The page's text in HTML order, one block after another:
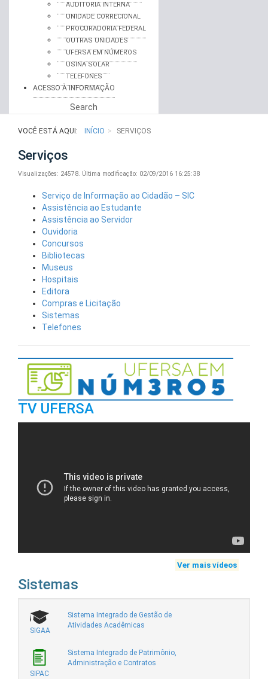
AUDITORIA INTERNA
UNIDADE CORRECIONAL
PROCURADORIA FEDERAL
OUTRAS UNIDADES
UFERSA EM NÚMEROS
USINA SOLAR
TELEFONES
ACESSO À INFORMAÇÃO
Search
VOCÊ ESTÁ AQUI: INÍCIO SERVIÇOS
Serviços
Visualizações: 24578. Última modificação: 02/09/2016 16:25:38
Serviço de Informação ao Cidadão – SIC
Assistência ao Estudante
Assistência ao Servidor
Ouvidoria
Concursos
Bibliotecas
Museus
Hospitais
Editora
Compras e Licitação
Sistemas
Telefones
TV UFERSA
Ver mais vídeos
Sistemas
SIGAA
Sistema Integrado de Gestão de
Atividades Acadêmicas
SIPAC
Sistema Integrado de Patrimônio,
Administração e Contratos